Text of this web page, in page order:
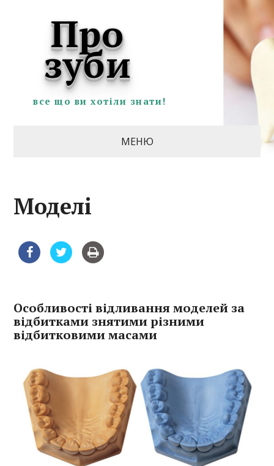
Про
зуби
все що ви хотіли знати!
МЕНЮ
Моделі
Особливості відливання моделей за
відбитками знятими різними
відбитковими масами